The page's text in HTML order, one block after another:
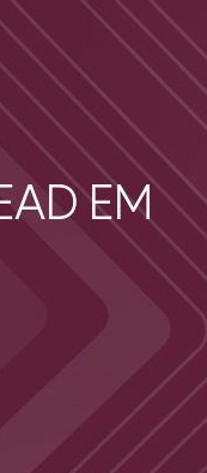
EM